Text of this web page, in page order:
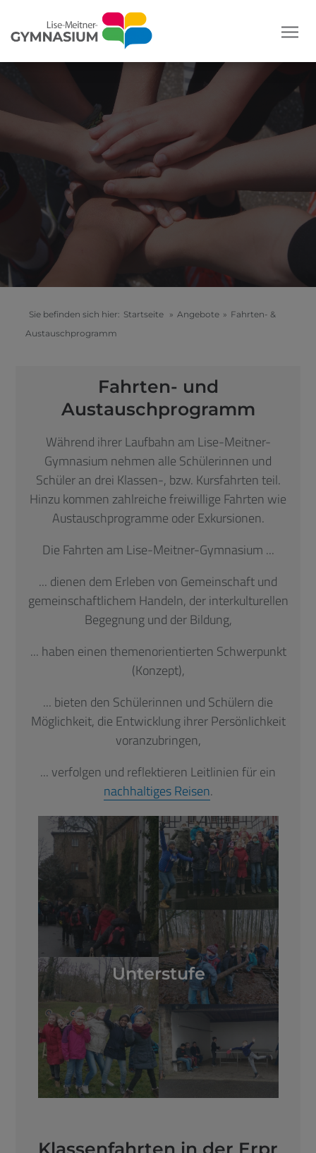
Sie befinden sich hier: Startseite » Angebote » Fahrten- &
Austauschprogramm
Fahrten- und
Austauschprogramm
Während ihrer Laufbahn am Lise-Meitner-
Gymnasium nehmen alle Schülerinnen und
Schüler an drei Klassen-, bzw. Kursfahrten teil.
Hinzu kommen zahlreiche freiwillige Fahrten wie
Austauschprogramme oder Exkursionen.
Die Fahrten am Lise-Meitner-Gymnasium ...
... dienen dem Erleben von Gemeinschaft und
gemeinschaftlichem Handeln, der interkulturellen
Begegnung und der Bildung,
... haben einen themenorientierten Schwerpunkt
(Konzept),
... bieten den Schülerinnen und Schülern die
Möglichkeit, die Entwicklung ihrer Persönlichkeit
voranzubringen,
nachhaltiges Reisen.
Unterstufe